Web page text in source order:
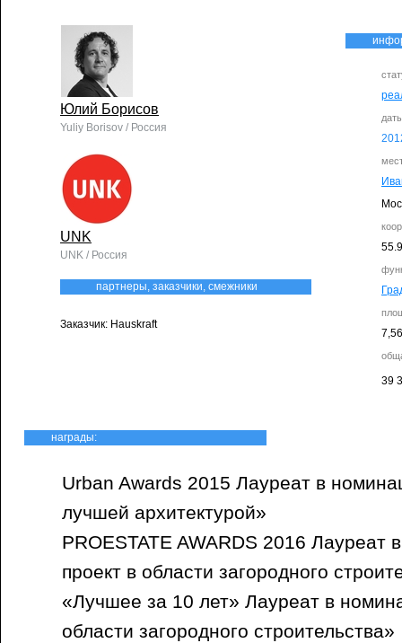
39
Юлий Борисов
Yuliy Borisov / Россия
UNK
UNK / Россия
партнеры, заказчики, смежники
Заказчик: Hauskraft
награды:
Urban Awards 2015 Лауреат в
лучшей архитектурой»
PROESTATE AWARDS 2016
проект в области загородного
«Лучшее за 10 лет» Лауреат в
области загородного строительства»